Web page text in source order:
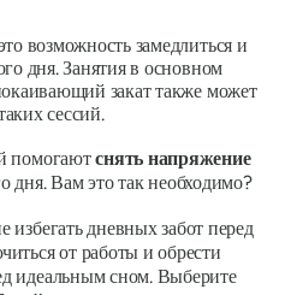
возможность замедлиться и
дня. Занятия в основном
закат также может
сессий.
помогаютснять напряжение
дня. Вам это так необходимо?
дневных забот перед
от работы и обрести
идеальным сном. Выберите